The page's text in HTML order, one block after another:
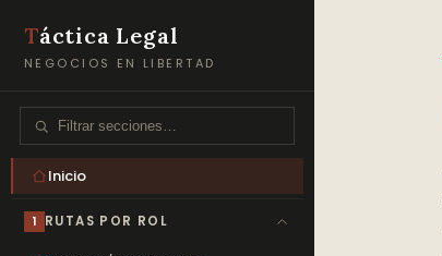
Táctica Legal
NEGOCIOS EN LIBERTAD
Inicio
1 RUTAS POR ROL